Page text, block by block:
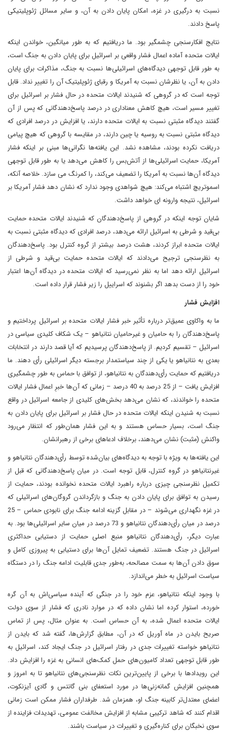
نسبت به درگیری در غزه، امکان پایان دادن به آن، و سایر مسائل ژئوپلیتیکی
پاسخ دادند.
نتایج افکارسنجی چشمگیر بود. ما دریافتیم که به طور میانگین، خواندن اینکه
ایالات متحده آماده اعمال فشار واقعی بر اسرائیل برای پایان دادن به جنگ است،
به طور قابل توجهی دیدگاه‌های اسرائیلی‌ها نسبت به جنگ، مذاکرات برای پایان
دادن به آن، یا نظرشان نسبت به آمریکا و رقبای ژئوپلیتیک آن را تغییر نداد. قابل
توجه است که در گروهی که شنیدند ایالات متحده در حال فشار بر اسرائیل برای
تغییر مسیر است، هیچ کاهش معناداری در درصد پاسخ‌دهندگانی که پس از آن
گفتند دیدگاه مثبتی نسبت به ایالات متحده دارند، یا افزایش در درصد افرادی که
دیدگاه مثبتی نسبت به روسیه یا چین دارند، در مقایسه با گروهی که هیچ پیامی
دریافت نکرده بودند، مشاهده نشد. این یافته‌ها نگرانی‌ها مبنی بر اینکه فشار
آمریکا، حمایت اسرائیلی‌ها از آتش‌بس را کاهش می‌دهد یا به طور قابل توجهی
دیدگاه آن‌ها نسبت به آمریکا را تضعیف می‌کند، را کمرنگ می سازد. خلاصه آنکه،
اسموتریچ اشتباه می‌کند: هیچ شواهدی وجود ندارد که نشان دهد فشار آمریکا بر
اسرائیل، نتیجه وارونه ای خواهد داشت.
شایان توجه اینکه در گروهی از پاسخ‌دهندگان که شنیدند ایالات متحده حمایت
بی‌قید و شرطی به اسرائیل ارائه می‌دهد، درصد افرادی که دیدگاه مثبتی نسبت به
ایالات متحده ابراز کردند، هشت درصد بیشتر از گروه کنترل بود. پاسخ‌دهندگان
به نظرسنجی ترجیح می‌دادند که ایالات متحده حمایت بی‌قید و شرطی از
اسرائیل ارائه دهد اما به نظر نمی‌رسید که ایالات متحده در دیدگاه آن‌ها اعتبار
خود را از دست بدهد اگر بشنوند که اسراییل را زیر فشار قرار داده است.
افزایش فشار
ما به واکاوی عمیق‌تر درباره تأثیر خبر فشار ایالات متحده بر اسرائیل پرداختیم و
پاسخ‌دهندگان را به حامیان و غیرحامیان نتانیاهو – یک شکاف کلیدی سیاسی در
اسرائیل – تقسیم کردیم. از پاسخ‌دهندگان پرسیدیم که آیا قصد دارند در انتخابات
بعدی به نتانیاهو یا یکی از چند سیاستمدار برجسته دیگر اسرائیلی رأی دهند. ما
دریافتیم که حمایت رأی‌دهندگان به نتانیاهو، از توافق با حماس به طور چشمگیری
افزایش یافت – از 25 درصد به 40 درصد – زمانی که آن‌ها خبرِ اعمال فشار ایالات
متحده را خواندند، که نشان می‌دهد بخش‌های کلیدی از جامعه اسرائیل در واقع
نسبت به شنیدن اینکه ایالات متحده در حال فشار بر اسرائیل برای پایان دادن به
جنگ است، بسیار حساس هستند و به این فشار همان‌طور که انتظار می‌رود
واکنش (مثبت) نشان می‌دهند، برخلاف ادعاهای برخی از رهبرانشان.
این یافته‌ها به ویژه با توجه به دیدگاه‌های بیان‌شده توسط رأی‌دهندگان نتانیاهو و
غیرنتانیاهو در گروه کنترل، قابل توجه است. در میان پاسخ‌دهندگانی که قبل از
تکمیل نظرسنجی چیزی درباره راهبرد ایالات متحده نخوانده بودند، حمایت از
رسیدن به توافق برای پایان دادن به جنگ و بازگرداندن گروگان‌های اسرائیلی که
در غزه نگهداری می‌شوند – در مقابل گزینه ادامه جنگ برای نابودی حماس – 25
درصد در میان رأی‌دهندگان نتانیاهو و 73 درصد در میان سایر اسرائیلی‌ها بود. به
عبارت دیگر، رأی‌دهندگان نتانیاهو منبع اصلی حمایت از دستیابی حداکثری
اسرائیل در جنگ هستند. تضعیف تمایل آن‌ها برای دستیابی به پیروزی کامل و
سوق دادن آن‌ها به سمت مصالحه، به‌طور جدی قابلیت ادامه جنگ را در دستگاه
سیاست اسرائیل به خطر می‌اندازد.
با وجود اینکه نتانیاهو، عزم خود را در جنگی که آینده سیاسی‌اش به آن گره
خورده، استوار کرده اما نشان داده که در موارد نادری که فشار از سوی دولت
ایالات متحده اعمال شده، به آن حساس است. به عنوان مثال، پس از تماس
صریح بایدن در ماه آوریل که در آن، مطابق گزارش‌ها، گفته شد که بایدن از
نتانیاهو خواسته تغییرات جدی در رفتار اسرائیل در جنگ ایجاد کند، اسرائیل به
طور قابل توجهی تعداد کامیون‌های حمل کمک‌های انسانی به غزه را افزایش داد.
این رویدادها با برخی از پایین‌ترین نکات نظرسنجی‌های نتانیاهو تا به امروز و
همچنین افزایش گمانه‌زنی‌ها در مورد استعفای بنی گانتس و گادی آیزنکوت،
اعضای معتدل‌تر کابینه جنگ او، همزمان شد. طرفداران فشار ممکن است زمانی
اقدام کنند که شاهد ترکیبی مشابه از افزایش مخالفت عمومی، تهدیدات فزاینده از
سوی نخبگان برای کناره‌گیری و تغییرات در سیاست باشند.